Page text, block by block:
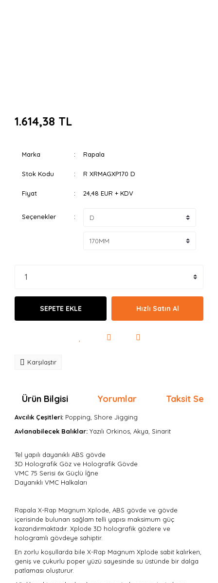
1.614,38 TL
Marka Rapala
Stok Kodu R XRMAGXP170 D
Fiyat 24,48 EUR + KDV
Seçenekler
SEPETE EKLE Hızlı Satın Al
Karşılaştır
Ürün Bilgisi Yorumlar Taksit
Avcılık Çeşitleri: Popping, Shore Jigging
Avlanabilecek Balıklar: Yazılı Orkinos, Akya, Sinarit
Tel yapılı dayanıklı ABS gövde
3D Holografik Göz ve Holografik Gövde
VMC 75 Serisi 6x Güçlü İğne
Dayanıklı VMC Halkaları
Rapala X-Rap Magnum Xplode, ABS gövde ve gövde
içerisinde bulunan sağlam telli yapısı maksimum güç
kazandırmaktadır. Xplode 3D holografik gözlere ve
hologramlı gövdeye sahiptir.
En zorlu koşullarda bile X-Rap Magnum Xplode sabit kalırken,
geniş ve çukurlu poper yüzü sayesinde su üstünde bir dalga
patlaması oluşturur.